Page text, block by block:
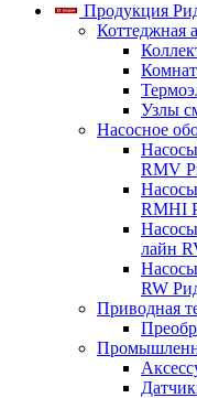
Продукция
Коттеджная
Узлы
Насосное
RMV
RMHI
лайн
RW
Приводная